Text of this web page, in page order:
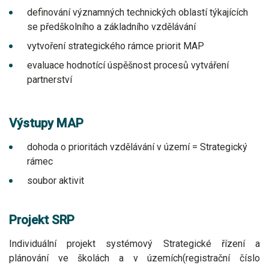
definování významných technických oblastí týkajících
se předškolního a základního vzdělávání
vytvoření strategického rámce priorit MAP
evaluace hodnotící úspěšnost procesů vytváření
partnerství
Výstupy MAP
dohoda o prioritách vzdělávání v území = Strategický
rámec
soubor aktivit
Projekt SRP
Individuální projekt systémový Strategické řízení a
plánování ve školách a v územích(registrační číslo